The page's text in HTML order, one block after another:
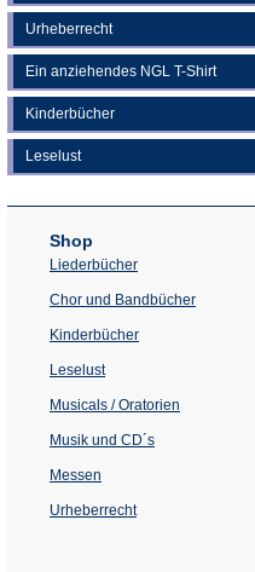
Urheberrecht
Ein anziehendes NGL T-Shirt
Kinderbücher
Leselust
Shop
Liederbücher
Chor und Bandbücher
Kinderbücher
Leselust
Musicals / Oratorien
Musik und CD´s
Messen
Urheberrecht